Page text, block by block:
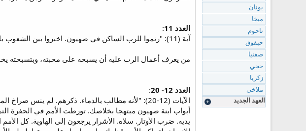
العدد 11
:
آية (11): "رنموا للرب الساكن في صهيون. اخبروا بين الشعوب بأفعاله."
من يعرف أعمال الرب عليه أن يسبحه على محبته، وبتسبحته
العدد 12- 20
:
الآيات (12-20): "لأنه مطالب بالدماء. ذكرهم. لم
أبواب ابنة صهيون مبتهجا بخلاصك. تورطت الأمم في الحفرة
يديه. ضرب الأوتار. سلاه. الأشرار يرجعون إلى الهاوية. كل
يونان
ميخا
ناحوم
حبقوق
صفنيا
حجي
زكريا
ملاخي
العهد الجديد